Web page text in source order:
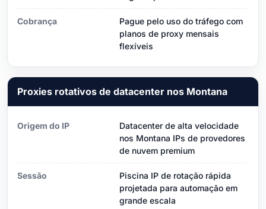
Cobrança
Pague pelo uso do tráfego com
planos de proxy mensais
flexíveis
Proxies rotativos de datacenter nos Montana
Origem do IP
Datacenter de alta velocidade
nos Montana IPs de provedores
de nuvem premium
Sessão
Piscina IP de rotação rápida
projetada para automação em
grande escala